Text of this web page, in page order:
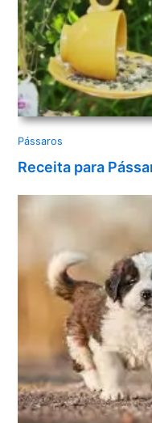
Pássaros
Receita para